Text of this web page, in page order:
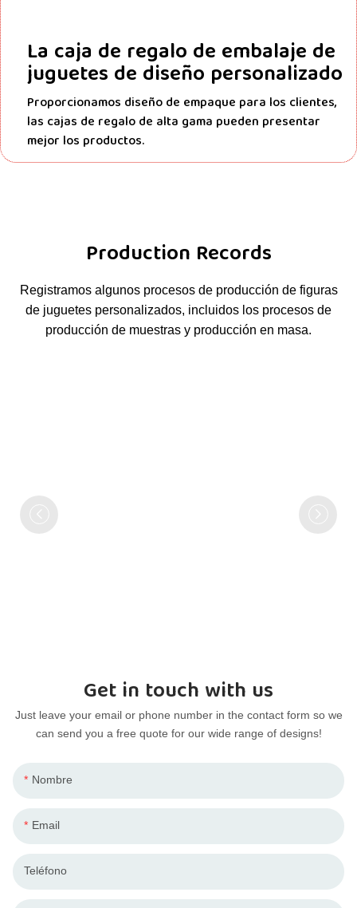
La caja de regalo de embalaje de
juguetes de diseño personalizado
Proporcionamos diseño de empaque para los clientes,
las cajas de regalo de alta gama pueden presentar
mejor los productos.
Production Records
Registramos algunos procesos de producción de figuras
de juguetes personalizados, incluidos los procesos de
producción de muestras y producción en masa.
Get in touch with us
Just leave your email or phone number in the contact form so we
can send you a free quote for our wide range of designs!
Nombre
Email
Teléfono